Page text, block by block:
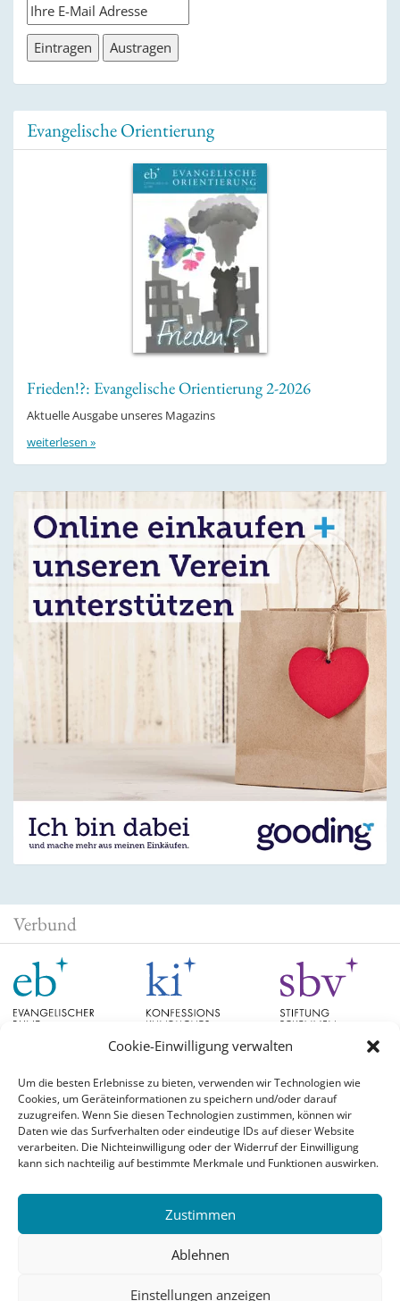
Cookie-Einwilligung verwalten
Um die besten Erlebnisse zu bieten, verwenden wir Technologien wie
Cookies, um Geräteinformationen zu speichern und/oder darauf
zuzugreifen. Wenn Sie diesen Technologien zustimmen, können wir
Daten wie das Surfverhalten oder eindeutige IDs auf dieser Website
verarbeiten. Die Nichteinwilligung oder der Widerruf der Einwilligung
kann sich nachteilig auf bestimmte Merkmale und Funktionen auswirken.
Zustimmen
Ablehnen
Einstellungen anzeigen
Evangelische Orientierung
Frieden!?: Evangelische Orientierung 2-2026
Aktuelle Ausgabe unseres Magazins
weiterlesen »
Verbund
Schlagwörter
#aufgetischt Christian Schad Diskussion EB Bayern EB Hessen Evangelische
konfessionskundliches Institut
Monatsspruch Orthodoxie Reformation römisch-katholische Kirche Theologie
Ukraine Ökumene